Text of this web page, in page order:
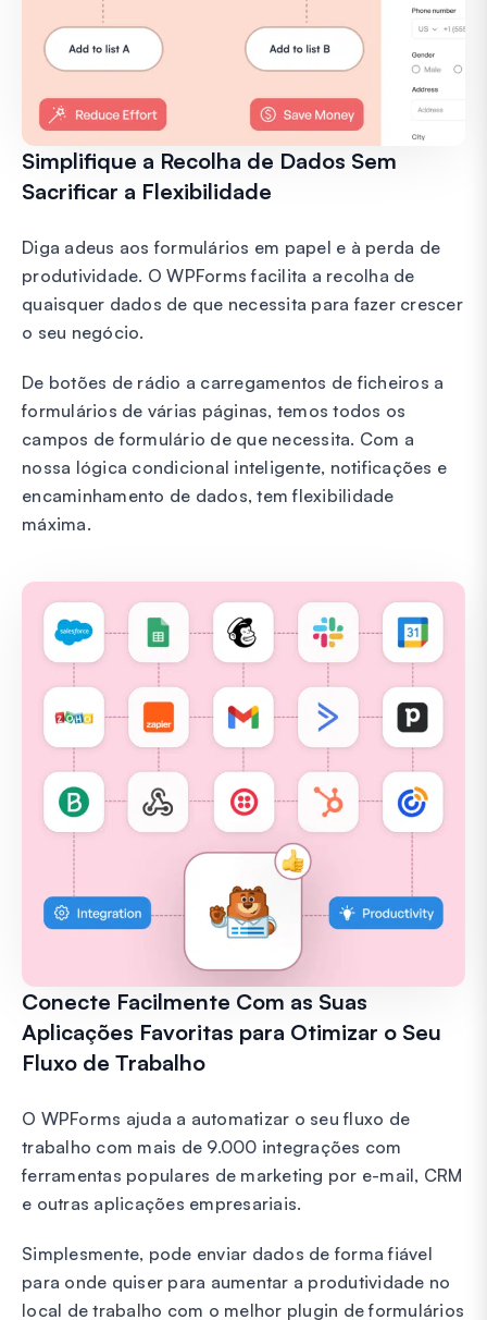
Simplifique a Recolha de Dados Sem
Sacrificar a Flexibilidade
Diga adeus aos formulários em papel e à perda de
produtividade. O WPForms facilita a recolha de
quaisquer dados de que necessita para fazer crescer
o seu negócio.
De botões de rádio a carregamentos de ficheiros a
formulários de várias páginas, temos todos os
campos de formulário de que necessita. Com a
nossa lógica condicional inteligente, notificações e
encaminhamento de dados, tem flexibilidade
máxima.
Conecte Facilmente Com as Suas
Aplicações Favoritas para Otimizar o Seu
Fluxo de Trabalho
O WPForms ajuda a automatizar o seu fluxo de
trabalho com mais de 9.000 integrações com
ferramentas populares de marketing por e-mail, CRM
e outras aplicações empresariais.
Simplesmente, pode enviar dados de forma fiável
para onde quiser para aumentar a produtividade no
local de trabalho com o melhor plugin de formulários